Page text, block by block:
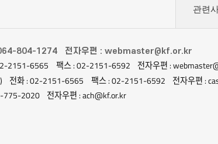
관련
804-1274 전자우편 : webmaster@kf.or.kr
2151-6565 팩스 : 02-2151-6592
전자우편 :
전화 : 02-2151-6565 팩스 : 02-2151-6592
전자우편 :
775-2020 전자우편 : ach@kf.or.kr